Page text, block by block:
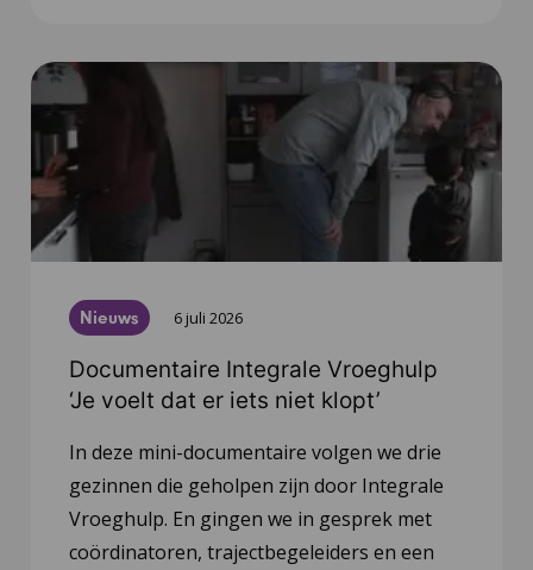
Nieuws 6 juli 2026
Documentaire Integrale Vroeghulp
‘Je voelt dat er iets niet klopt’
In deze mini-documentaire volgen we drie
gezinnen die geholpen zijn door Integrale
Vroeghulp. En gingen we in gesprek met
coördinatoren, trajectbegeleiders en een